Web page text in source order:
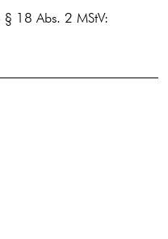
§ 18 Abs. 2 MStV: